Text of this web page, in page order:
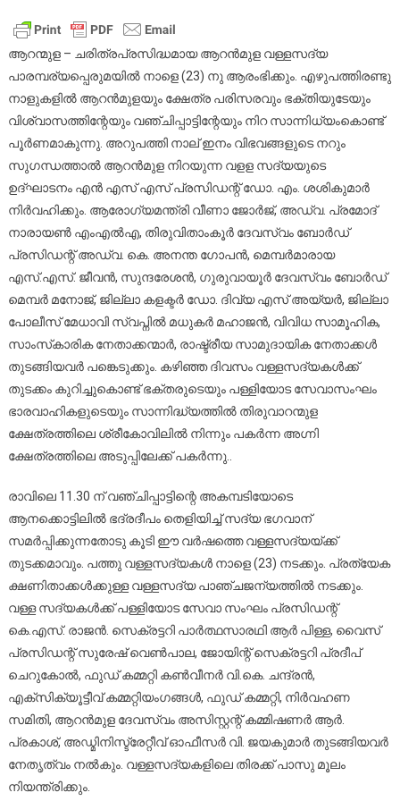
നാളെ
(23)
ആരംഭം
ആറന്മുള – ചരിത്രപ്രസിദ്ധമായ ആറന്‍മുള വള്ളസദ്യ
പാരമ്പര്യപ്പെരുമയില്‍ നാളെ (23) നു ആരംഭിക്കും. എഴുപത്തിരണ്ടു
നാളുകളില്‍ ആറന്‍മുളയും ക്ഷേത്ര പരിസരവും ഭക്തിയുടേയും
വിശ്വാസത്തിന്റേയും വഞ്ചിപ്പാട്ടിന്റേയും നിറ സാന്നിധ്യംകൊണ്ട്
പൂര്‍ണമാകുന്നു. അറുപത്തി നാല് ഇനം വിഭവങ്ങളുടെ നറും
സുഗന്ധത്താല്‍ ആറന്‍മുള നിറയുന്ന വളള സദ്യയുടെ
ഉദ്ഘാടനം എന്‍ എസ് എസ് പ്രസിഡന്റ് ഡോ. എം. ശശികുമാര്‍
നിര്‍വഹിക്കും. ആരോഗ്യമന്ത്രി വീണാ ജോര്‍ജ്, അഡ്വ. പ്രമോദ്
നാരായണ്‍ എംഎല്‍എ, തിരുവിതാംകൂര്‍ ദേവസ്വം ബോര്‍ഡ്
പ്രസിഡന്റ് അഡ്വ. കെ. അനന്ത ഗോപന്‍, മെമ്പര്‍മാരായ
എസ്.എസ്. ജീവന്‍, സുന്ദരേശന്‍, ഗുരുവായൂര്‍ ദേവസ്വം ബോര്‍ഡ്
മെമ്പര്‍ മനോജ്, ജില്ലാ കളക്ടര്‍ ഡോ. ദിവ്യ എസ് അയ്യര്‍, ജില്ലാ
പോലീസ് മേധാവി സ്വപ്നില്‍ മധുകര്‍ മഹാജന്‍, വിവിധ സാമൂഹിക,
സാംസ്‌കാരിക നേതാക്കന്മാര്‍, രാഷ്ട്രീയ സാമുദായിക നേതാക്കള്‍
തുടങ്ങിയവര്‍ പങ്കെടുക്കും. കഴിഞ്ഞ ദിവസം വള്ളസദ്യകൾക്ക്
തുടക്കം കുറിച്ചുകൊണ്ട് ഭക്തരുടെയും പള്ളിയോട സേവാസംഘം
ഭാരവാഹികളുടെയും സാന്നിദ്ധ്യത്തിൽ തിരുവാറന്മുള
ക്ഷേത്രത്തിലെ ശ്രീകോവിലിൽ നിന്നും പകർന്ന അഗ്നി
ക്ഷേത്രത്തിലെ അടുപ്പിലേക്ക് പകർന്നു..
രാവിലെ 11.30 ന് വഞ്ചിപ്പാട്ടിന്റെ അകമ്പടിയോടെ
ആനക്കൊട്ടിലില്‍ ഭദ്രദീപം തെളിയിച്ച് സദ്യ ഭഗവാന്
സമര്‍പ്പിക്കുന്നതോടു കൂടി ഈ വര്‍ഷത്തെ വള്ളസദ്യയ്ക്ക്
തുടക്കമാവും. പത്തു വള്ളസദ്യകള്‍ നാളെ (23) നടക്കും. പ്രത്യേക
ക്ഷണിതാക്കള്‍ക്കുള്ള വള്ളസദ്യ പാഞ്ചജന്യത്തില്‍ നടക്കും.
വള്ള സദ്യകള്‍ക്ക് പള്ളിയോട സേവാ സംഘം പ്രസിഡന്റ്
കെ.എസ്. രാജന്‍. സെക്രട്ടറി പാര്‍ത്ഥസാരഥി ആര്‍ പിള്ള, വൈസ്
പ്രസിഡന്റ് സുരേഷ് വെണ്‍പാല, ജോയിന്റ് സെക്രട്ടറി പ്രദീപ്
ചെറുകോല്‍, ഫുഡ് കമ്മറ്റി കണ്‍വീനര്‍ വി.കെ. ചന്ദ്രന്‍,
എക്സിക്യൂട്ടീവ് കമ്മറ്റിയംഗങ്ങള്‍, ഫുഡ് കമ്മറ്റി, നിര്‍വഹണ
സമിതി, ആറന്‍മുള ദേവസ്വം അസിസ്റ്റന്റ് കമ്മിഷണര്‍ ആര്‍.
പ്രകാശ്, അഡ്മിനിസ്ട്രേറ്റീവ് ഓഫീസര്‍ വി. ജയകുമാര്‍ തുടങ്ങിയവര്‍
നേതൃത്വം നല്‍കും. വള്ളസദ്യകളിലെ തിരക്ക് പാസു മൂലം
നിയന്ത്രിക്കും.